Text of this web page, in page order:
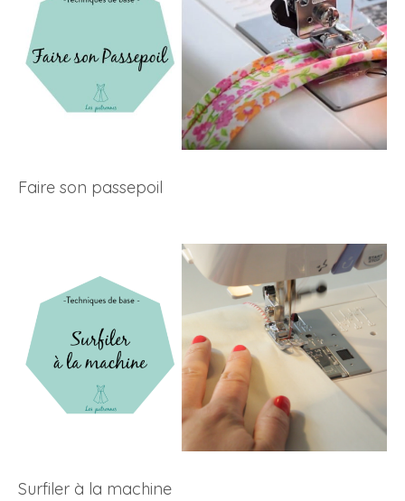
Faire son passepoil
Surfiler à la machine